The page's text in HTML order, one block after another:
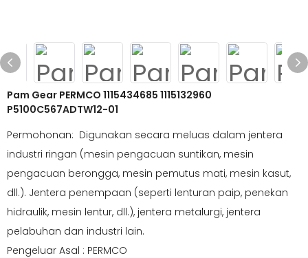
Pam Gear PERMCO 1115434685 1115132960
P5100C567ADTW12-01
Permohonan: Digunakan secara meluas dalam jentera
industri ringan (mesin pengacuan suntikan, mesin
pengacuan berongga, mesin pemutus mati, mesin kasut,
dll.). Jentera penempaan (seperti lenturan paip, penekan
hidraulik, mesin lentur, dll.), jentera metalurgi, jentera
pelabuhan dan industri lain.
Pengeluar Asal : PERMCO